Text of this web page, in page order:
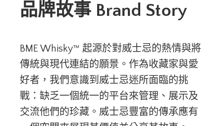
品牌故事 Brand Story
BME Whisky™ 起源於對威士忌的熱情與將
傳統與現代連結的願景。作為收藏家與愛
好者，我們意識到威士忌迷所面臨的挑
戰：缺乏一個統一的平台來管理、展示及
交流他們的珍藏。威士忌豐富的傳承應有